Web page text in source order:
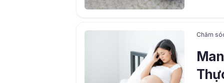
Chăm